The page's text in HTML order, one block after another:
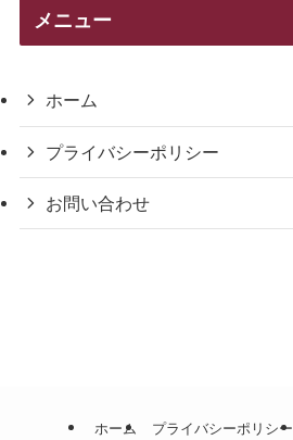
メニュー
ホーム
プライバシーポリシー
お問い合わせ
ホーム プライバシーポリシー